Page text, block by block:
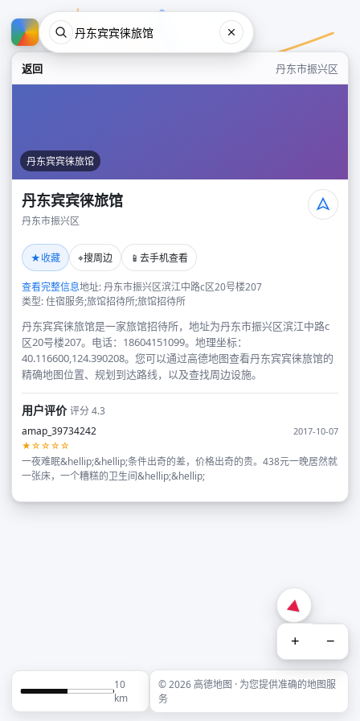
返回 丹东市振兴区
丹东宾宾徕旅馆
丹东宾宾徕旅馆
丹东市振兴区
★收藏 ⌖搜周边 📱 去手机查看
查看完整信息地址: 丹东市振兴区滨江中路c区20号楼207
类型: 住宿服务;旅馆招待所;旅馆招待所
丹东宾宾徕旅馆是一家旅馆招待所，地址为丹东市振兴区滨江中路c
区20号楼207。电话：18604151099。地理坐标：
40.116600,124.390208。您可以通过高德地图查看丹东宾宾徕旅馆的
精确地图位置、规划到达路线，以及查找周边设施。
用户评价评分 4.3
amap_39734242
2017-10-07
★☆☆☆☆
一夜难眠&hellip;&hellip;条件出奇的差，价格出奇的贵。438元一晚居然就
一张床，一个糟糕的卫生间&hellip;&hellip;
+ −
10
km
© 2026 高德地图 · 为您提供准确的地图服
务